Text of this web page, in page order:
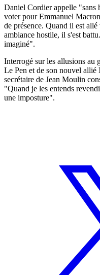
Daniel Cordier appelle "sans
voter pour Emmanuel
de présence. Quand il est
ambiance hostile, il s'est
imaginé".
Interrogé sur les allusions au
Le Pen et de son nouvel
secrétaire de Jean Moulin
"Quand je les entends
une imposture".